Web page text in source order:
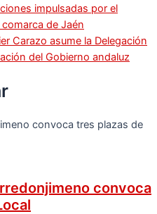
impulsadas por el
de Jaén
Carazo asume la Delegación
del Gobierno andaluz
convoca